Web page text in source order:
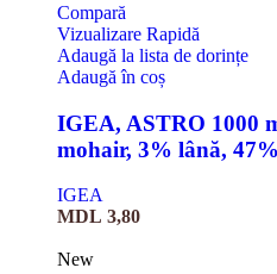
Compară
Vizualizare Rapidă
Adaugă la lista de dorințe
Adaugă în coș
IGEA, ASTRO 1000
mohair, 3% lână,
IGEA
MDL 3,80
New